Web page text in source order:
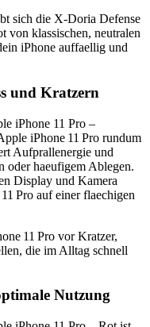
sich die X-Doria Defense
von klassischen, neutralen
iPhone auffaellig und
und Kratzern
iPhone 11 Pro –
iPhone 11 Pro rundum
Aufprallenergie und
oder haeufigem Ablegen.
Display und Kamera
Pro auf einer flaechigen
11 Pro vor Kratzer,
die im Alltag schnell
Nutzung